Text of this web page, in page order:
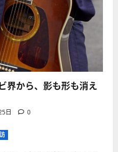
界から、影も形も消え
日 0